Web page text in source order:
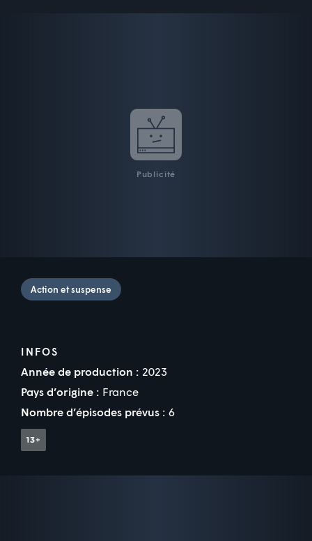
Publicité
Action et suspense
INFOS
Année de production : 2023
Pays d’origine : France
Nombre d’épisodes prévus : 6